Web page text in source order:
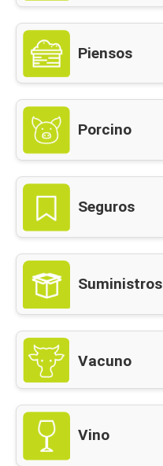
Piensos
Porcino
Seguros
Suministros
Vacuno
Vino